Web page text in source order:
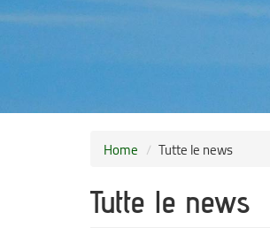
Home Tutte le news
Tutte le news